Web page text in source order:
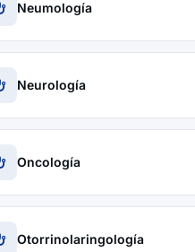
Neumología
Neurología
Oncología
Otorrinolaringología